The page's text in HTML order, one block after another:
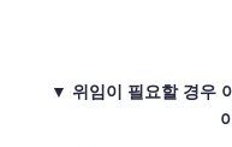
▼ 위임이 필요할 경우